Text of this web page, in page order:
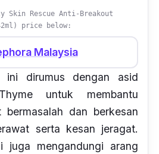
Skin Rescue Anti-Breakout
price below:
Malaysia
ini dirumus dengan asid
untuk membantu
bermasalah dan berkesan
serta kesan jeragat.
juga mengandungi arang